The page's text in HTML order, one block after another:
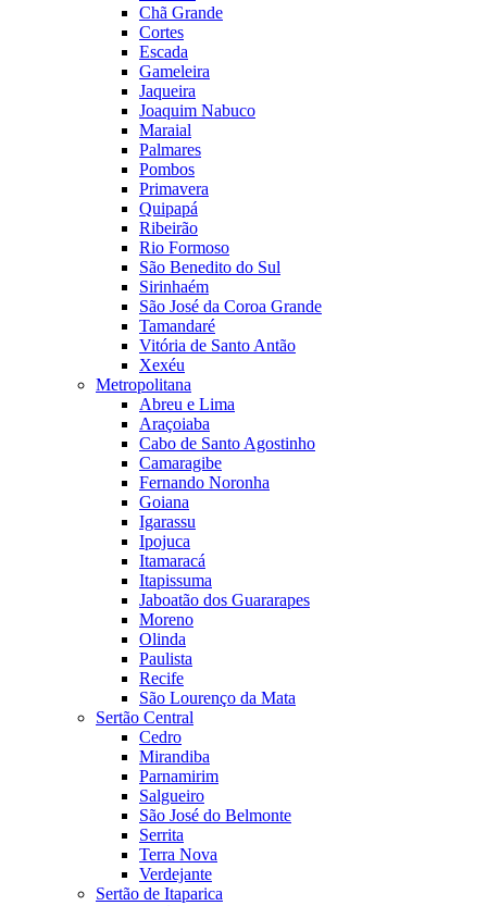
Chã Grande
Cortes
Escada
Gameleira
Jaqueira
Joaquim Nabuco
Maraial
Palmares
Pombos
Primavera
Quipapá
Ribeirão
Rio Formoso
São Benedito do Sul
Sirinhaém
São José da Coroa Grande
Tamandaré
Vitória de Santo Antão
Xexéu
Metropolitana
Abreu e Lima
Araçoiaba
Cabo de Santo Agostinho
Camaragibe
Fernando Noronha
Goiana
Igarassu
Ipojuca
Itamaracá
Itapissuma
Jaboatão dos Guararapes
Moreno
Olinda
Paulista
Recife
São Lourenço da Mata
Sertão Central
Cedro
Mirandiba
Parnamirim
Salgueiro
São José do Belmonte
Serrita
Terra Nova
Verdejante
Sertão de Itaparica